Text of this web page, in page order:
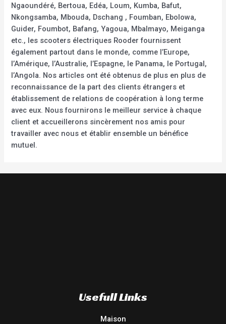
Ngaoundéré, Bertoua, Edéa, Loum, Kumba, Bafut,
Nkongsamba, Mbouda, Dschang , Foumban, Ebolowa,
Guider, Foumbot, Bafang, Yagoua, Mbalmayo, Meiganga
etc., les scooters électriques Rooder fournissent
également partout dans le monde, comme l’Europe,
l’Amérique, l’Australie, l’Espagne, le Panama, le Portugal,
l’Angola. Nos articles ont été obtenus de plus en plus de
reconnaissance de la part des clients étrangers et
établissement de relations de coopération à long terme
avec eux. Nous fournirons le meilleur service à chaque
client et accueillerons sincèrement nos amis pour
travailler avec nous et établir ensemble un bénéfice
mutuel.
Usefull Links
Maison